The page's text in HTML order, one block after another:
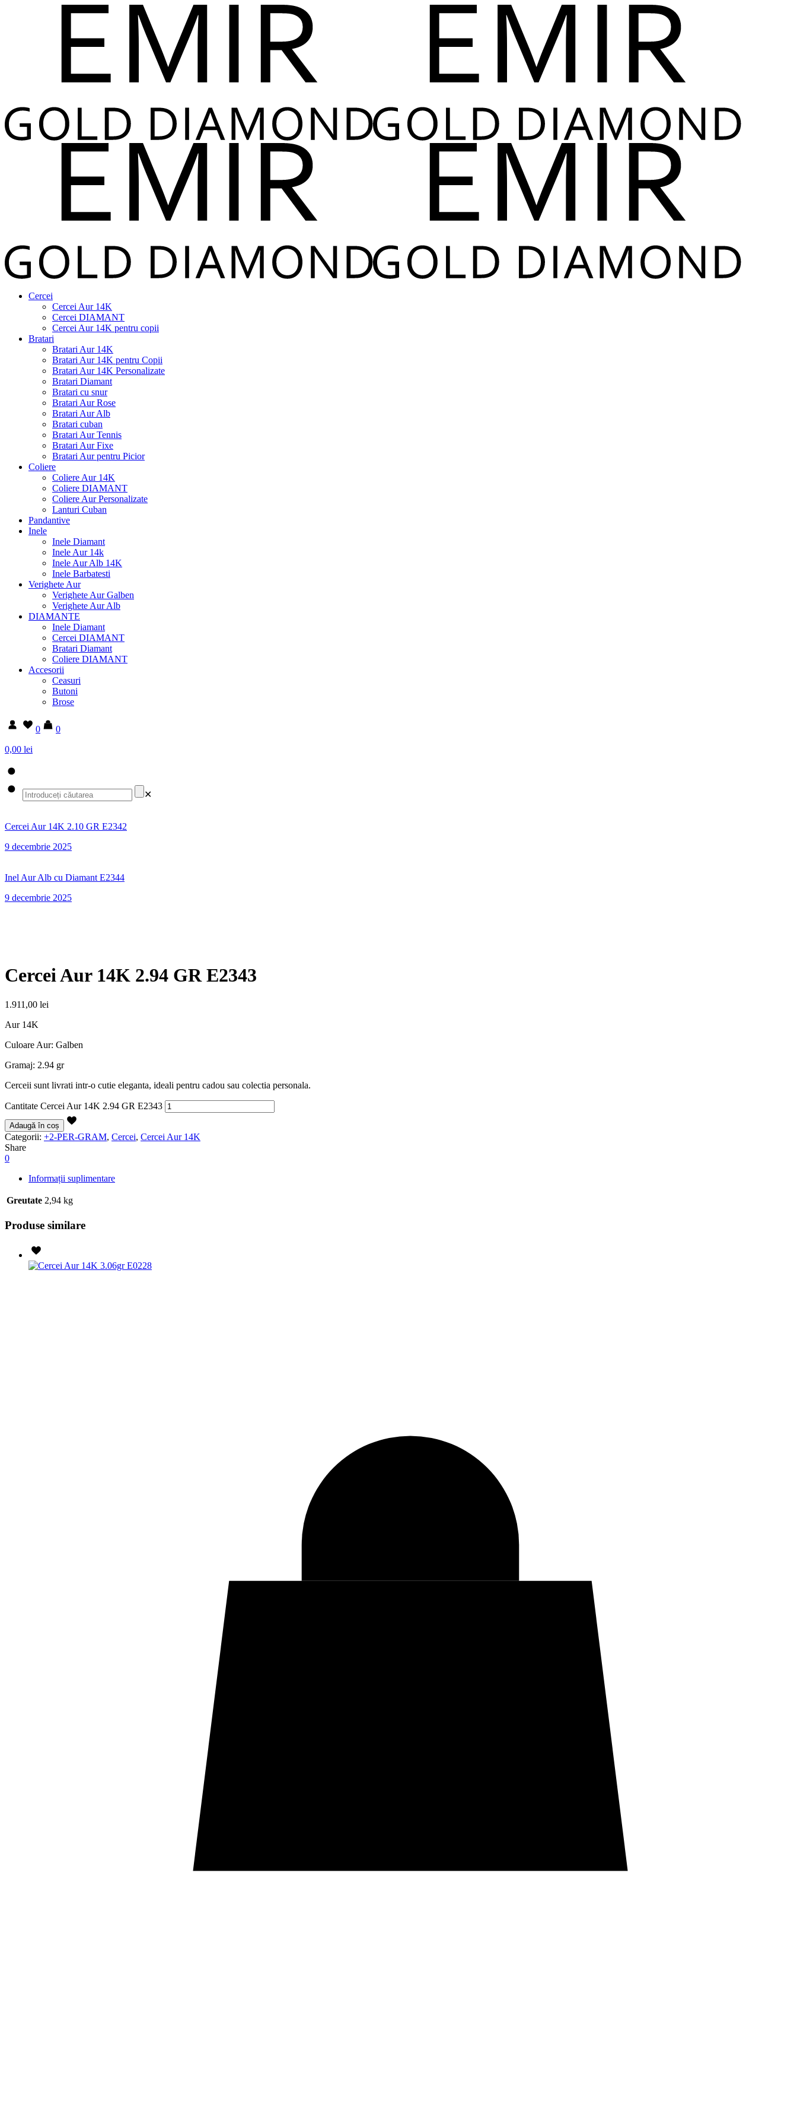
Cercei
Cercei Aur 14K
Cercei DIAMANT
Cercei Aur 14K pentru copii
Bratari
Bratari Aur 14K
Bratari Aur 14K pentru Copii
Bratari Aur 14K Personalizate
Bratari Diamant
Bratari cu snur
Bratari Aur Rose
Bratari Aur Alb
Bratari cuban
Bratari Aur Tennis
Bratari Aur Fixe
Bratari Aur pentru Picior
Coliere
Coliere Aur 14K
Coliere DIAMANT
Coliere Aur Personalizate
Lanturi Cuban
Pandantive
Inele
Inele Diamant
Inele Aur 14k
Inele Aur Alb 14K
Inele Barbatesti
Verighete Aur
Verighete Aur Galben
Verighete Aur Alb
DIAMANTE
Inele Diamant
Cercei DIAMANT
Bratari Diamant
Coliere DIAMANT
Accesorii
Ceasuri
Butoni
Brose
0
0
0,00 lei
✕
Cercei Aur 14K 2.10 GR E2342
9 decembrie 2025
Inel Aur Alb cu Diamant E2344
9 decembrie 2025
Cercei Aur 14K 2.94 GR E2343
1.911,00 lei
Aur 14K
Culoare Aur: Galben
Gramaj: 2.94 gr
Cerceii sunt livrati intr-o cutie eleganta, ideali pentru cadou sau colectia personala.
Cantitate Cercei Aur 14K 2.94 GR E2343
Adaugă în coș
Categorii: +2-PER-GRAM, Cercei, Cercei Aur 14K
Share
0
Informații suplimentare
Greutate 2,94 kg
Produse similare